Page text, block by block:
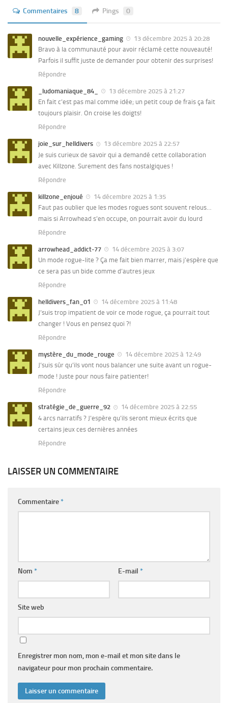
Commentaires 8 Pings 0
nouvelle_expérience_gaming
13 décembre 2025 à 20:28
Bravo à la communauté pour avoir réclamé cette nouveauté!
Parfois il suffit juste de demander pour obtenir des surprises!
Répondre
_ludomaniaque_84_
13 décembre 2025 à 21:27
En fait c’est pas mal comme idée; un petit coup de frais ça fait
toujours plaisir. On croise les doigts!
Répondre
joie_sur_helldivers
13 décembre 2025 à 22:57
Je suis curieux de savoir qui a demandé cette collaboration
avec Killzone. Surement des fans nostalgiques !
Répondre
killzone_enjoué
14 décembre 2025 à 1:35
Faut pas oublier que les modes rogues sont souvent relous…
mais si Arrowhead s’en occupe, on pourrait avoir du lourd
Répondre
arrowhead_addict-77
14 décembre 2025 à 3:07
Un mode rogue-lite ? Ça me fait bien marrer, mais j’espère que
ce sera pas un bide comme d’autres jeux
Répondre
helldivers_fan_01
14 décembre 2025 à 11:48
J’suis trop impatient de voir ce mode rogue, ça pourrait tout
changer ! Vous en pensez quoi ?!
Répondre
mystère_du_mode_rouge
14 décembre 2025 à 12:49
J’suis sûr qu’ils vont nous balancer une suite avant un rogue-
mode ! Juste pour nous faire patienter!
Répondre
stratégie_de_guerre_92
14 décembre 2025 à 22:55
4 arcs narratifs ? J’espère qu’ils seront mieux écrits que
certains jeux ces dernières années
Répondre
LAISSER UN COMMENTAIRE
Commentaire*
Nom * E-mail *
Site web
Enregistrer mon nom, mon e-mail et mon site dans le
navigateur pour mon prochain commentaire.